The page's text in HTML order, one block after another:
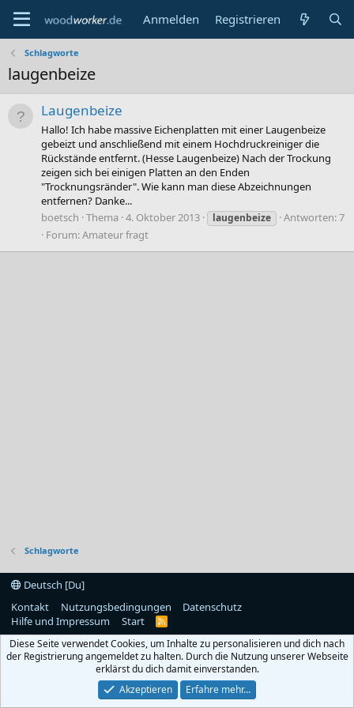
Anmelden Registrieren
Schlagworte
laugenbeize
Laugenbeize
Hallo! Ich habe massive Eichenplatten mit einer Laugenbeize
gebeizt und anschließend mit einem Hochdruckreiniger die
Rückstände entfernt. (Hesse Laugenbeize) Nach der Trockung
zeigen sich bei einigen Platten an den Enden
"Trocknungsränder". Wie kann man diese Abzeichnungen
entfernen? Danke...
boetsch Thema 4. Oktober 2013 laugenbeize
Antworten: 7
Forum:Amateur fragt
Schlagworte
Deutsch [Du]
Kontakt
Nutzungsbedingungen
Datenschutz
Hilfe und Impressum
Start
R
S
Diese Seite verwendet Cookies, um Inhalte zu personalisieren und dich nach
der Registrierung angemeldet zu halten. Durch die Nutzung unserer Webseite
erklärst du dich damit einverstanden.
Akzeptieren
Erfahre mehr…